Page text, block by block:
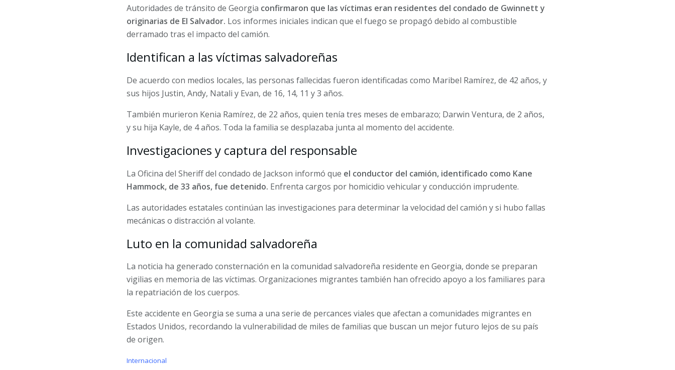
Autoridades de tránsito de Georgia confirmaron que las víctimas eran residentes del condado de Gwinnett y
originarias de El Salvador. Los informes iniciales indican que el fuego se propagó debido al combustible
derramado tras el impacto del camión.
Identifican a las víctimas salvadoreñas
De acuerdo con medios locales, las personas fallecidas fueron identificadas como Maribel Ramírez, de 42 años, y
sus hijos Justin, Andy, Natali y Evan, de 16, 14, 11 y 3 años.
También murieron Kenia Ramírez, de 22 años, quien tenía tres meses de embarazo; Darwin Ventura, de 2 años,
y su hija Kayle, de 4 años. Toda la familia se desplazaba junta al momento del accidente.
Investigaciones y captura del responsable
La Oficina del Sheriff del condado de Jackson informó que el conductor del camión, identificado como Kane
Hammock, de 33 años, fue detenido. Enfrenta cargos por homicidio vehicular y conducción imprudente.
Las autoridades estatales continúan las investigaciones para determinar la velocidad del camión y si hubo fallas
mecánicas o distracción al volante.
Luto en la comunidad salvadoreña
La noticia ha generado consternación en la comunidad salvadoreña residente en Georgia, donde se preparan
vigilias en memoria de las víctimas. Organizaciones migrantes también han ofrecido apoyo a los familiares para
la repatriación de los cuerpos.
Este accidente en Georgia se suma a una serie de percances viales que afectan a comunidades migrantes en
Estados Unidos, recordando la vulnerabilidad de miles de familias que buscan un mejor futuro lejos de su país
de origen.
C
Internacional